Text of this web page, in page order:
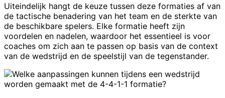
Uiteindelijk hangt de keuze tussen deze formaties af van
de tactische benadering van het team en de sterkte van
de beschikbare spelers. Elke formatie heeft zijn
voordelen en nadelen, waardoor het essentieel is voor
coaches om zich aan te passen op basis van de context
van de wedstrijd en de speelstijl van de tegenstander.